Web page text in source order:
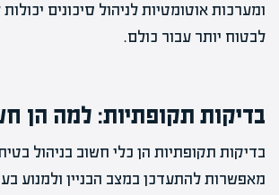
ומערכות אוטומטיות לניהול סיכונים
לבטוח יותר עבור כולם.
בדיקות תקופתיות: למה הן
בדיקות תקופתיות הן כלי חשוב בניהול
מאפשרות להתעדכן במצב הבניין ולמנוע